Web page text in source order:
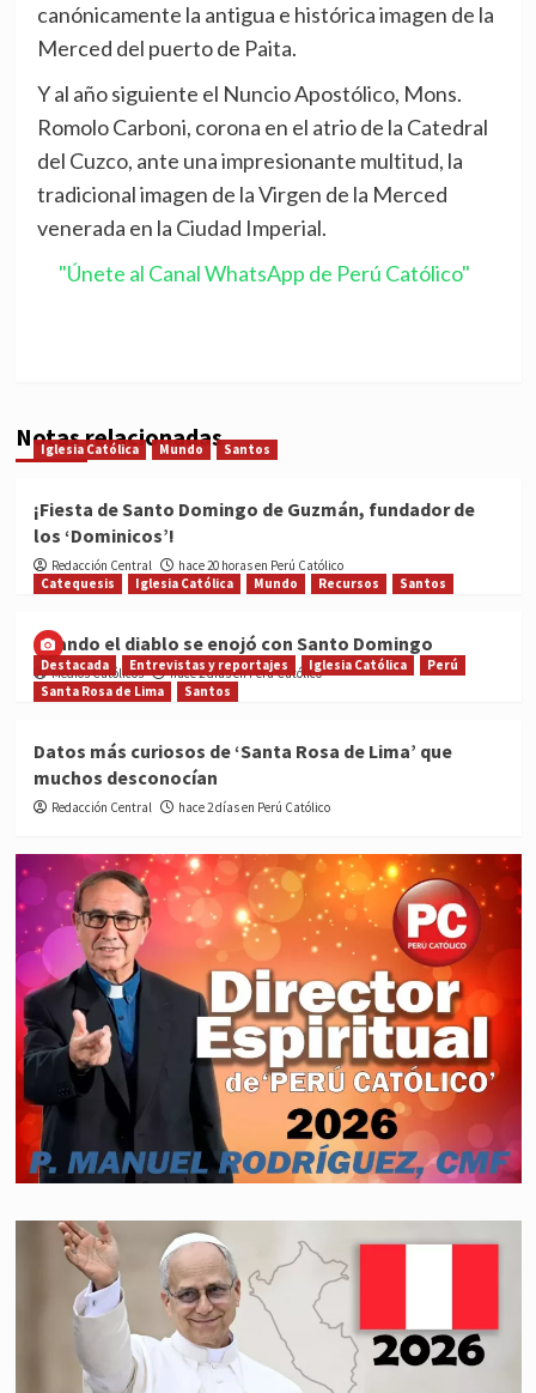
canónicamente la antigua e histórica imagen de la
Merced del puerto de Paita.
Y al año siguiente el Nuncio Apostólico, Mons.
Romolo Carboni, corona en el atrio de la Catedral
del Cuzco, ante una impresionante multitud, la
tradicional imagen de la Virgen de la Merced
venerada en la Ciudad Imperial.
"Únete al Canal WhatsApp de Perú Católico"
Notas relacionadas
Iglesia Católica Mundo Santos
¡Fiesta de Santo Domingo de Guzmán, fundador de
los ‘Dominicos’!
Redacción Central
hace 20 horas en Perú Católico
Catequesis
Iglesia Católica Mundo Recursos Santos
Cuando el diablo se enojó con Santo Domingo
Medios Católicos hace 2 días en Perú Católico
Destacada Entrevistas y reportajes Iglesia Católica
Perú
Santa Rosa de Lima
Santos
Datos más curiosos de ‘Santa Rosa de Lima’ que
muchos desconocían
Redacción Central hace 2 días en Perú Católico